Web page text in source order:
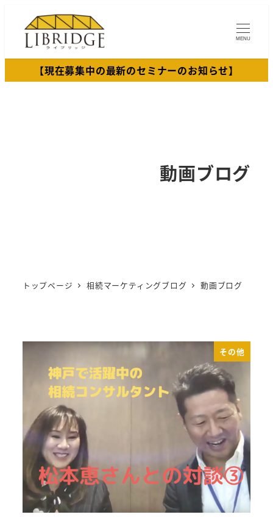
ン
MENU
【現在募集中の最新のセミナーのお知らせ】
動画ブログ
トップページ 相続マーケティングブログ 動画ブログ
その他